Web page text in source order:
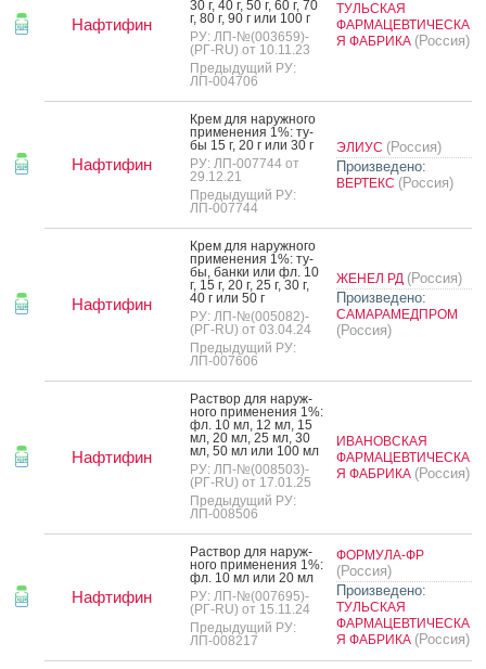
Нафтифин
30 г, 40 г, 50 г, 60 г, 70
г, 80 г, 90 г или 100 г
РУ: ЛП-№(003659)-
(РГ-RU) от 10.11.23
Предыдущий РУ:
ЛП-004706
ТУЛЬСКАЯ
ФАРМАЦЕВТИЧЕСКА
Я ФАБРИКА (Россия)
Нафтифин
Крем для на­руж­но­го
при­мене­ния 1%: ту­
бы 15 г, 20 г или 30 г
РУ: ЛП-007744 от
29.12.21
Предыдущий РУ:
ЛП-007744
ЭЛИУС (Россия)
Произведено:
ВЕРТЕКС (Россия)
Нафтифин
Крем для на­руж­но­го
при­мене­ния 1%: ту­
бы, бан­ки или фл. 10
г, 15 г, 20 г, 25 г, 30 г,
40 г или 50 г
РУ: ЛП-№(005082)-
(РГ-RU) от 03.04.24
Предыдущий РУ:
ЛП-007606
ЖЕНЕЛ РД (Россия)
Произведено:
САМАРАМЕДПРОМ
(Россия)
Нафтифин
Рас­твор для на­руж­
но­го при­мене­ния 1%:
фл. 10 мл, 12 мл, 15
мл, 20 мл, 25 мл, 30
мл, 50 мл или 100 мл
РУ: ЛП-№(008503)-
(РГ-RU) от 17.01.25
Предыдущий РУ:
ЛП-008506
ИВАНОВСКАЯ
ФАРМАЦЕВТИЧЕСКА
Я ФАБРИКА (Россия)
Нафтифин
Рас­твор для на­руж­
но­го при­мене­ния 1%:
фл. 10 мл или 20 мл
РУ: ЛП-№(007695)-
(РГ-RU) от 15.11.24
Предыдущий РУ:
ЛП-008217
ФОРМУЛА-ФР
(Россия)
Произведено:
ТУЛЬСКАЯ
ФАРМАЦЕВТИЧЕСКА
Я ФАБРИКА (Россия)